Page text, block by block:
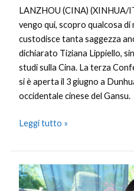
LANZHOU (CINA) (XINHUA/
vengo qui, scopro qualcosa
custodisce tanta saggezza
dichiarato Tiziana Lippiello,
studi sulla Cina. La terza
si è aperta il 3 giugno a
occidentale cinese del Gansu.
Leggi tutto »
Todde
“La